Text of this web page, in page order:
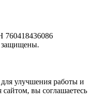
защищены.
для улучшения работы и
сайтом, вы соглашаетесь